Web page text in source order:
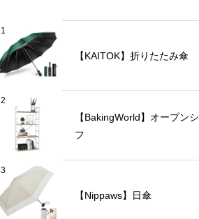
1
【KAITOK】折りたたみ傘
2
【BakingWorld】オープン
フ
3
【Nippaws】日傘